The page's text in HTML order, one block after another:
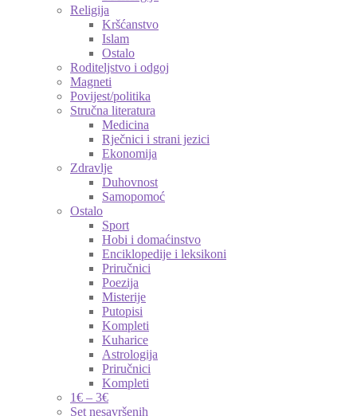
Religija
Kršćanstvo
Islam
Ostalo
Roditeljstvo i odgoj
Magneti
Povijest/politika
Stručna literatura
Medicina
Rječnici i strani jezici
Ekonomija
Zdravlje
Duhovnost
Samopomoć
Ostalo
Sport
Hobi i domaćinstvo
Enciklopedije i leksikoni
Priručnici
Poezija
Misterije
Putopisi
Kompleti
Kuharice
Astrologija
Priručnici
Kompleti
1€ – 3€
Set nesavršenih